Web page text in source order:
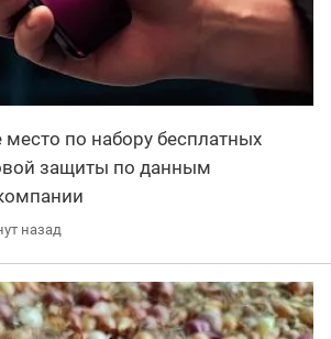
по набору бесплатных
защиты по данным
назад